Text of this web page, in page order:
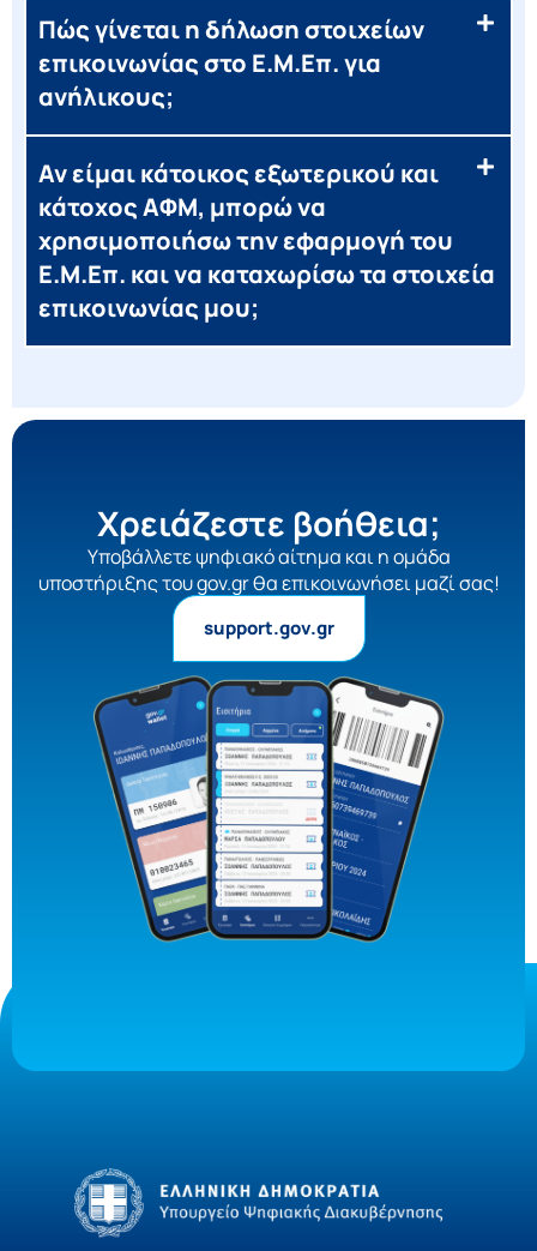
Πώς γίνεται η δήλωση στοιχείων
επικοινωνίας στο Ε.Μ.Επ. για
ανήλικους;
Αν είμαι κάτοικος εξωτερικού και
κάτοχος ΑΦΜ, μπορώ να
χρησιμοποιήσω την εφαρμογή του
Ε.Μ.Επ. και να καταχωρίσω τα στοιχεία
επικοινωνίας μου;
Χρειάζεστε βοήθεια;
Yποβάλλετε ψηφιακό αίτημα και η ομάδα
υποστήριξης του gov.gr θα επικοινωνήσει μαζί σας!
support.gov.gr